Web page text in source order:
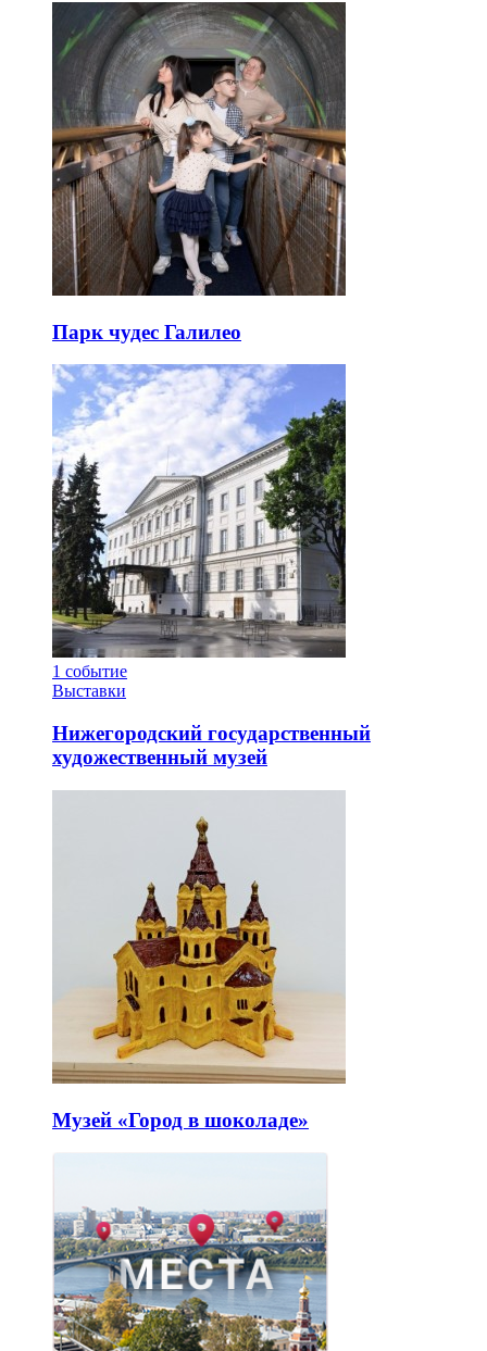
Парк чудес Галилео
1 событие
Выставки
Нижегородский государственный
художественный музей
Музей «Город в шоколаде»